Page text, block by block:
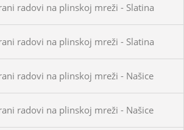
radovi na plinskoj mreži - Slatina
radovi na plinskoj mreži - Slatina
radovi na plinskoj mreži - Našice
radovi na plinskoj mreži - Našice